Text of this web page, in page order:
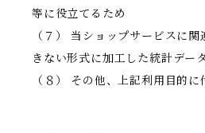
等に役立てるため
（７） 当ショップサービスに
きない形式に加工した統計デー
（８） その他、上記利用目的